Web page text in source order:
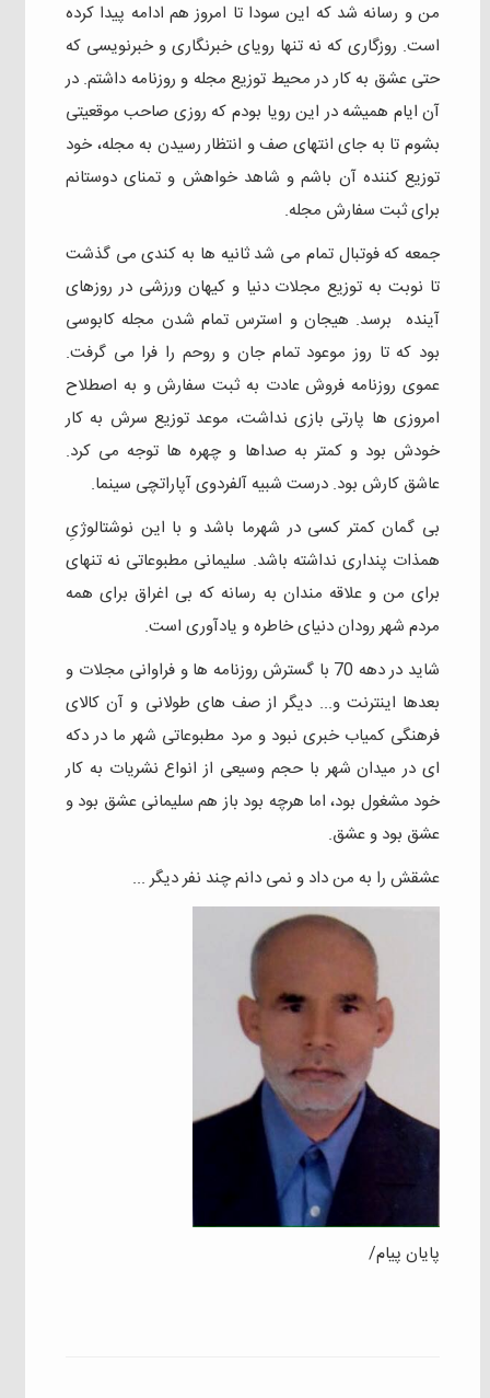
من و رسانه شد که این سودا تا امروز هم ادامه پیدا کرده
است. روزگاری که نه تنها رویای خبرنگاری و خبرنویسی که
حتی عشق به کار در محیط توزیع مجله و روزنامه داشتم. در
آن ایام همیشه در این رویا بودم که روزی صاحب موقعیتی
بشوم تا به جای انتهای صف و انتظار رسیدن به مجله، خود
توزیع کننده آن باشم و شاهد خواهش و تمنای دوستانم
برای ثبت سفارش مجله.
جمعه که فوتبال تمام می شد ثانیه ها به کندی می گذشت
تا نوبت به توزیع مجلات دنیا و کیهان ورزشی در روزهای
آینده برسد. هیجان و استرس تمام شدن مجله کابوسی
بود که تا روز موعود تمام جان و روحم را فرا می گرفت.
عموی روزنامه فروش عادت به ثبت سفارش و به اصطلاح
امروزی ها پارتی بازی نداشت، موعد توزیع سرش به کار
خودش بود و کمتر به صداها و چهره ها توجه می کرد.
عاشق کارش بود. درست شبیه آلفردوی آپاراتچی سینما.
بی گمان کمتر کسی در شهرما باشد و با این نوشتالوژیِ
همذات پنداری نداشته باشد. سلیمانی مطبوعاتی نه تنهای
برای من و علاقه مندان به رسانه که بی اغراق برای همه
مردم شهر رودان دنیای خاطره و یادآوری است.
شاید در دهه 70 با گسترش روزنامه ها و فراوانی مجلات و
بعدها اینترنت و... دیگر از صف های طولانی و آن کالای
فرهنگی کمیاب خبری نبود و مرد مطبوعاتی شهر ما در دکه
ای در میدان شهر با حجم وسیعی از انواع نشریات به کار
خود مشغول بود، اما هرچه بود باز هم سلیمانی عشق بود و
عشق بود و عشق.
عشقش را به من داد و نمی دانم چند نفر دیگر ...
پایان پیام/